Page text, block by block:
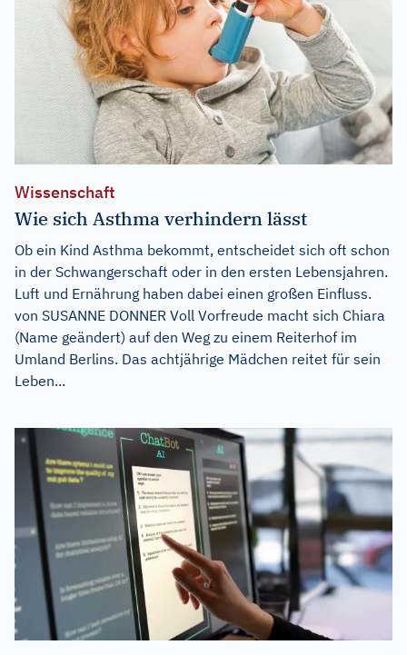
Wissenschaft
Wie sich Asthma verhindern lässt
Ob ein Kind Asthma bekommt, entscheidet sich oft schon
in der Schwangerschaft oder in den ersten Lebensjahren.
Luft und Ernährung haben dabei einen großen Einfluss.
von SUSANNE DONNER Voll Vorfreude macht sich Chiara
(Name geändert) auf den Weg zu einem Reiterhof im
Umland Berlins. Das achtjährige Mädchen reitet für sein
Leben...